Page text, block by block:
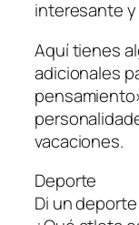
interesante
Aquí tienes
adicionales
vacaciones.
Deporte
Di un